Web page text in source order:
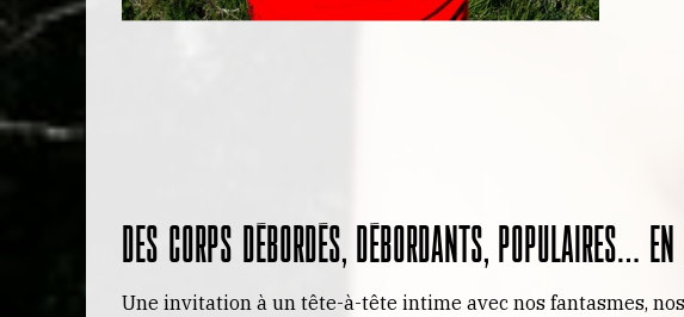
Des corps débordés, débordants, populaires…
Une invitation à un tête-à-tête intime avec nos fantasmes,